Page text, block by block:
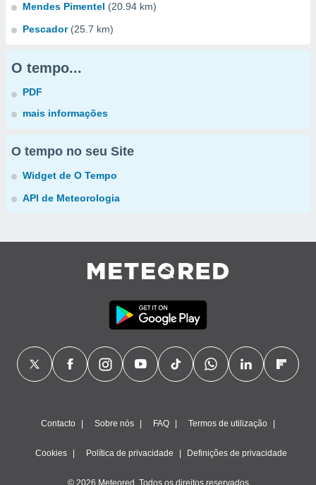
Mendes Pimentel (20.94 km)
Pescador (25.7 km)
O tempo...
PDF
mais informações
O tempo no seu Site
Widget de O Tempo
API de Meteorologia
Contacto Sobre nós FAQ Termos de utilização
Cookies Política de privacidade Definições de privacidade
© 2026 Meteored. Todos os direitos reservados